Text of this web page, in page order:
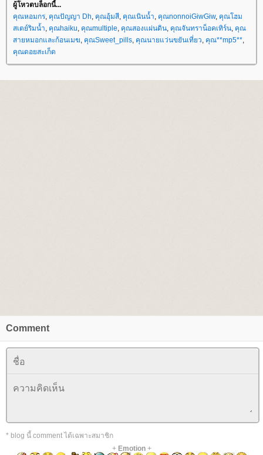
ผู้โหวตบล็อกนี้...
คุณหอมกร, คุณปัญญา Dh, คุณอุ้มสี, คุณเนินน้ำ, คุณnonnoiGiwGiw, คุณโฮม
สเตย์ริมน้ำ, คุณhaiku, คุณmultiple, คุณสองแผ่นดิน, คุณจันทราน็อคเทิร์น, คุณ
สายหมอกและก้อนเมฆ, คุณSweet_pills, คุณนายแว่นขยันเที่ยว, คุณ**mp5**,
คุณดอยสะเก็ด
Comment
* blog นี้ comment ได้เฉพาะสมาชิก
+ Emotion+